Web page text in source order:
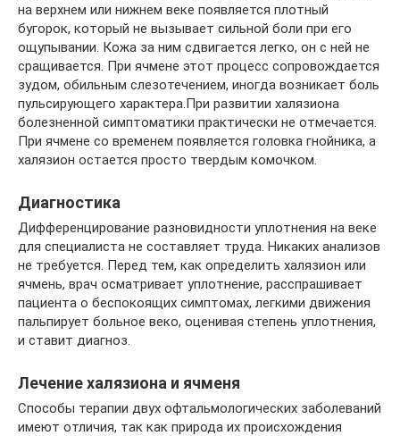
на верхнем или нижнем веке появляется плотный
бугорок, который не вызывает сильной боли при его
ощупывании. Кожа за ним сдвигается легко, он с ней не
сращивается. При ячмене этот процесс сопровождается
зудом, обильным слезотечением, иногда возникает боль
пульсирующего характера.При развитии халязиона
болезненной симптоматики практически не отмечается.
При ячмене со временем появляется головка гнойника, а
халязион остается просто твердым комочком.
Диагностика
Дифференцирование разновидности уплотнения на веке
для специалиста не составляет труда. Никаких анализов
не требуется. Перед тем, как определить халязион или
ячмень, врач осматривает уплотнение, расспрашивает
пациента о беспокоящих симптомах, легкими движения
пальпирует больное веко, оценивая степень уплотнения,
и ставит диагноз.
Лечение халязиона и ячменя
Способы терапии двух офтальмологических заболеваний
имеют отличия, так как природа их происхождения